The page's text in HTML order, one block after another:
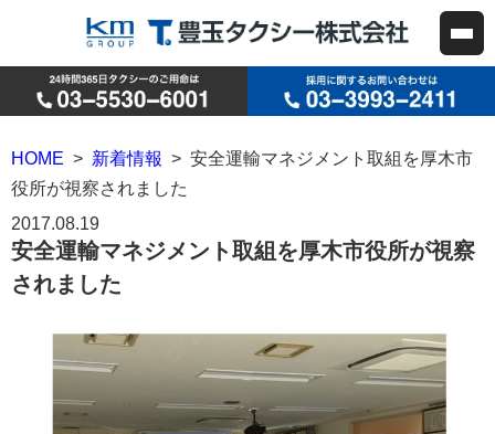
HOME > 新着情報 > 安全運輸マネジメント取組を厚木市
役所が視察されました
2017.08.19
安全運輸マネジメント取組を厚木市役所が視察
されました